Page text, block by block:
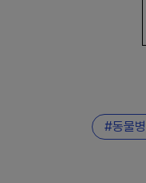
동물